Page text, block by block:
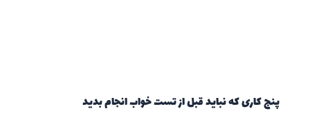
پنج کاری که نباید قبل از تست خواب انجام بدید